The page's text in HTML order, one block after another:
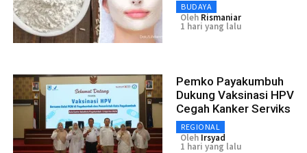
BUDAYA
Oleh Rismaniar
1 hari yang lalu
Pemko Payakumbuh
Dukung Vaksinasi HPV
Cegah Kanker Serviks
REGIONAL
Oleh Irsyad
1 hari yang lalu